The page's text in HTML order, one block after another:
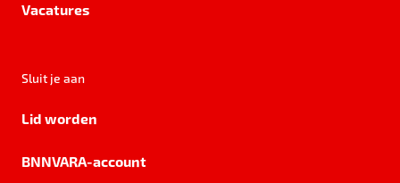
Vacatures
Sluit je aan
Lid worden
BNNVARA-account